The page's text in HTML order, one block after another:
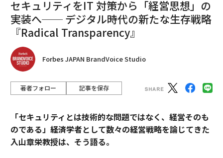
セキュリティをIT 対策から「経営思想」の
実装へ── デジタル時代の新たな生存戦略
『Radical Transparency』
Forbes JAPAN BrandVoice Studio
著者フォロー 記事を保存
「セキュリティとは技術的な問題ではなく、経営そのも
のである」――経済学者として数々の経営戦略を論じてきた
入山章栄教授は、そう語る。